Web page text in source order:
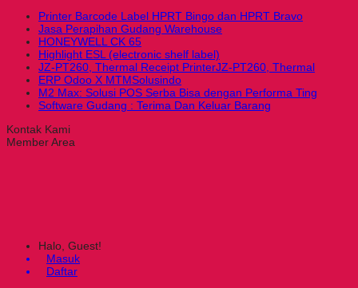
Printer Barcode Label HPRT Bingo dan HPRT Bravo
Jasa Perapihan Gudang Warehouse
HONEYWELL CK 65
Highlight ESL (electronic shelf label)
JZ-PT260, Thermal Receipt PrinterJZ-PT260, Thermal
ERP Odoo X MTMSolusindo
M2 Max: Solusi POS Serba Bisa dengan Performa Ting
Software Gudang : Terima Dan Keluar Barang
Kontak Kami
Member Area
Halo, Guest!
Masuk
Daftar